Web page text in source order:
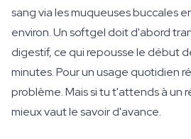
sang via les muqueuses buccales
environ. Un softgel doit d'abord
digestif, ce qui repousse le début
minutes. Pour un usage quotidien
problème. Mais si tu t'attends à un
mieux vaut le savoir d'avance.